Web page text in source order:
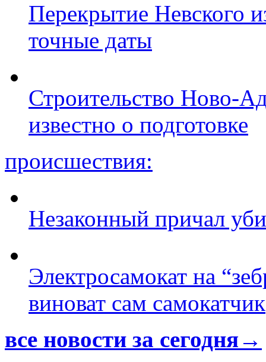
Перекрытие Невского
точные даты
Строительство Ново-
известно о подготовке
происшествия:
Незаконный причал
Электросамокат на
виноват сам самокатчик
все новости за сегодня→